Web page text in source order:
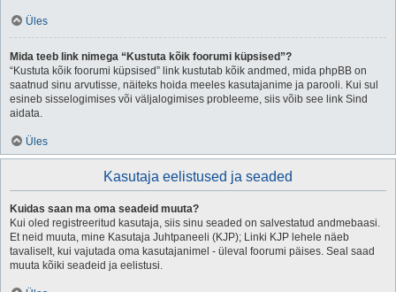
Üles
Mida teeb link nimega “Kustuta kõik foorumi küpsised”?
“Kustuta kõik foorumi küpsised” link kustutab kõik andmed, mida phpBB on
saatnud sinu arvutisse, näiteks hoida meeles kasutajanime ja parooli. Kui sul
esineb sisselogimises või väljalogimises probleeme, siis võib see link Sind
aidata.
Üles
Kasutaja eelistused ja seaded
Kuidas saan ma oma seadeid muuta?
Kui oled registreeritud kasutaja, siis sinu seaded on salvestatud andmebaasi.
Et neid muuta, mine Kasutaja Juhtpaneeli (KJP); Linki KJP lehele näeb
tavaliselt, kui vajutada oma kasutajanimel - üleval foorumi päises. Seal saad
muuta kõiki seadeid ja eelistusi.